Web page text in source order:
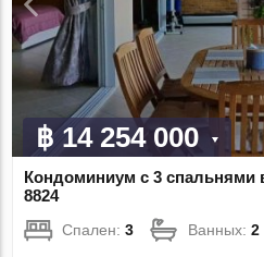
฿ 14 254 000
Кондоминиум с 3 спальнями
8824
Спален:3 Ванных:2